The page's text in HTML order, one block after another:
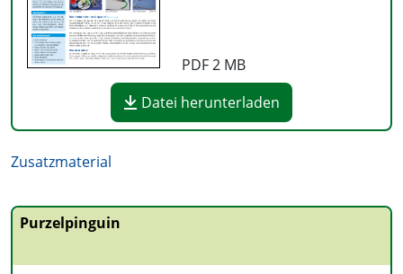
PDF2 MB
Datei herunterladen
Zusatzmaterial
Purzelpinguin